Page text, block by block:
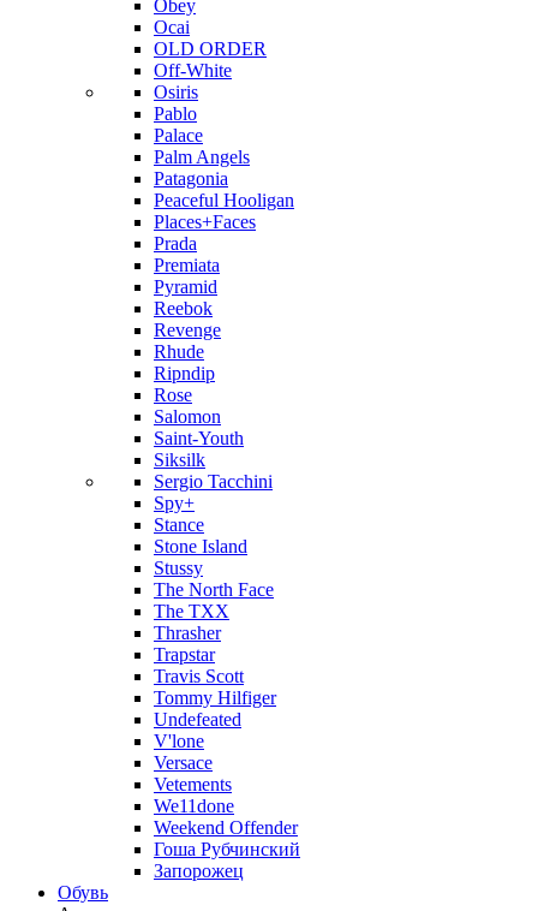
Obey
Ocai
OLD ORDER
Off-White
Osiris
Pablo
Palace
Palm Angels
Patagonia
Peaceful Hooligan
Places+Faces
Prada
Premiata
Pyramid
Reebok
Revenge
Rhude
Ripndip
Rose
Salomon
Saint-Youth
Siksilk
Sergio Tacchini
Spy+
Stance
Stone Island
Stussy
The North Face
The TXX
Thrasher
Trapstar
Travis Scott
Tommy Hilfiger
Undefeated
V'lone
Versace
Vetements
We11done
Weekend Offender
Гоша Рубчинский
Запорожец
Обувь